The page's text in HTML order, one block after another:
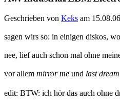
Geschrieben von Keks am
sagen wirs so: in einigen diskos,
nee, lief auch schon mal ohne
vor allem mirror me und last
edit: BTW: ich hör das auch ohne